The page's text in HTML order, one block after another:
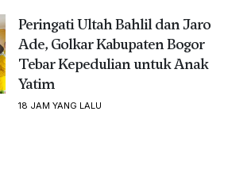
Peringati Ultah Bahlil dan Jaro
Ade, Golkar Kabupaten Bogor
Tebar Kepedulian untuk Anak
Yatim
18 JAM YANG LALU